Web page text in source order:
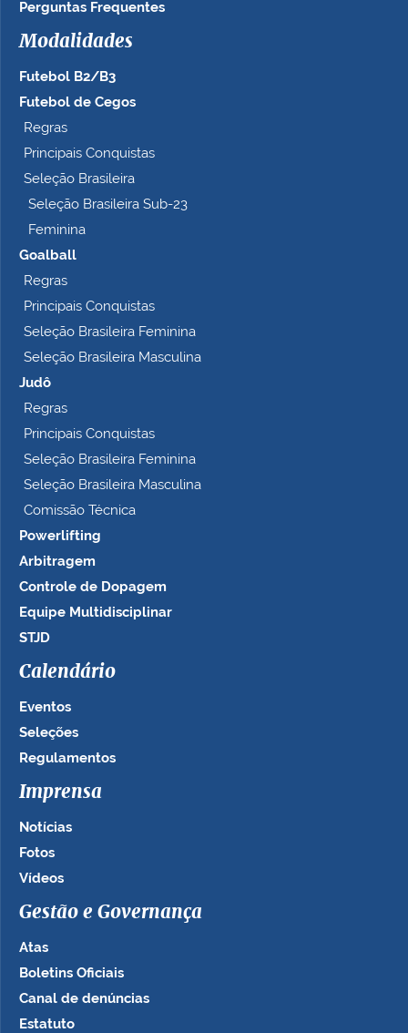
Perguntas Frequentes
Modalidades
Futebol B2/B3
Futebol de Cegos
Regras
Principais Conquistas
Seleção Brasileira
Seleção Brasileira Sub-23
Feminina
Goalball
Regras
Principais Conquistas
Seleção Brasileira Feminina
Seleção Brasileira Masculina
Judô
Regras
Principais Conquistas
Seleção Brasileira Feminina
Seleção Brasileira Masculina
Comissão Técnica
Powerlifting
Arbitragem
Controle de Dopagem
Equipe Multidisciplinar
STJD
Calendário
Eventos
Seleções
Regulamentos
Imprensa
Notícias
Fotos
Vídeos
Gestão e Governança
Atas
Boletins Oficiais
Canal de denúncias
Estatuto